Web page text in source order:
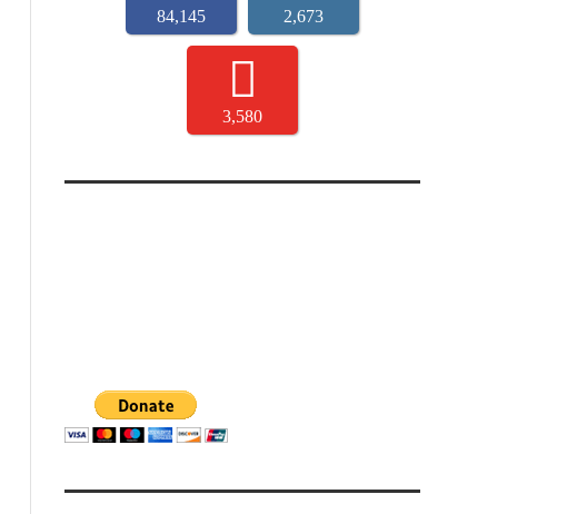
84,145 2,673
3,580